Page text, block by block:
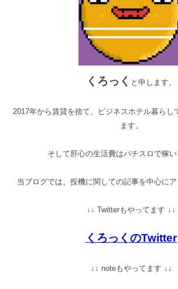
くろっく と申します。
2017年から賃貸を捨て、ビジネスホテル暮らし
ます。
そして肝心の生活費はパチスロで稼い
当ブログでは、投機に関しての記事を中心にア
↓↓ Twitterもやってます ↓↓
くろっくのTwitter
↓↓ noteもやってます ↓↓